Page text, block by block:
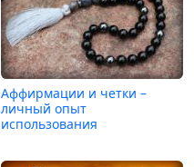
Аффирмации и четки –
личный опыт
использования